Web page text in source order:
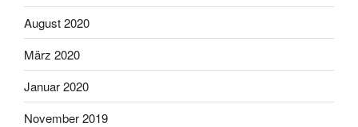
August 2020
März 2020
Januar 2020
November 2019